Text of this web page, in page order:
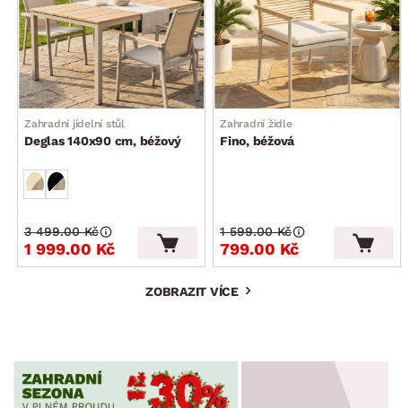
Zahradní jídelní stůl
Deglas 140x90 cm, béžový
1 999.00 Kč
3 499.00 Kč
Zahradní židle
Fino, béžová
799.00 Kč
1 599.00 Kč
ZOBRAZIT VÍCE